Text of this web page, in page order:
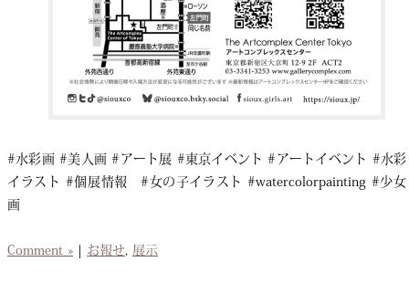
#水彩画 #美人画 #アート展 #東京イベント #アートイベント #水彩
イラスト #個展情報 #女の子イラスト #watercolorpainting #少女
画
Comment » | お報せ, 展示